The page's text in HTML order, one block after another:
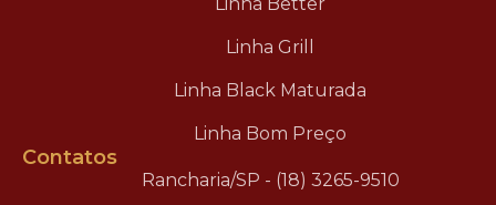
Linha Grill
Linha Black Maturada
Linha Bom Preço
Contatos
Rancharia/SP - (18) 3265-9510